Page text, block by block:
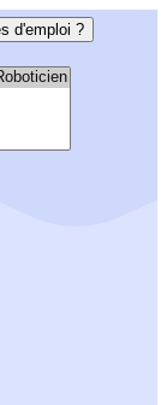
d'emploi ?